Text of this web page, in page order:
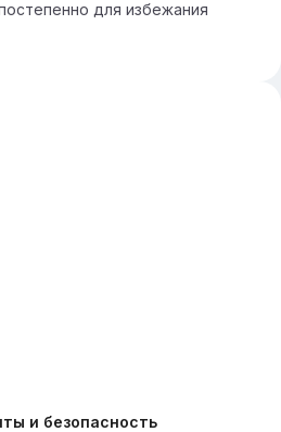
для избежания
и безопасность